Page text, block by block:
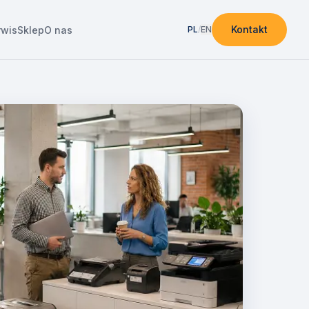
SklepO nas PL/EN Kontakt